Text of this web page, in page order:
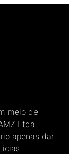
meio de
Ltda.
apenas dar